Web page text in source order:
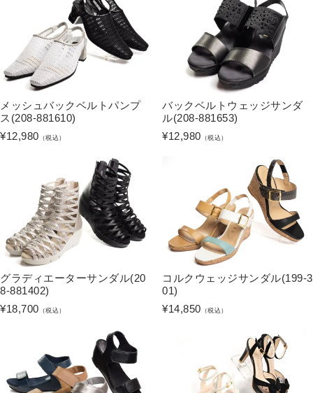
メッシュバックベルトパンプ
ス(208-881610)
¥12,980 （税込）
バックベルトウェッジサンダ
ル(208-881653)
¥12,980 （税込）
グラディエーターサンダル(20
8-881402)
¥18,700 （税込）
コルクウェッジサンダル(199-3
01)
¥14,850 （税込）